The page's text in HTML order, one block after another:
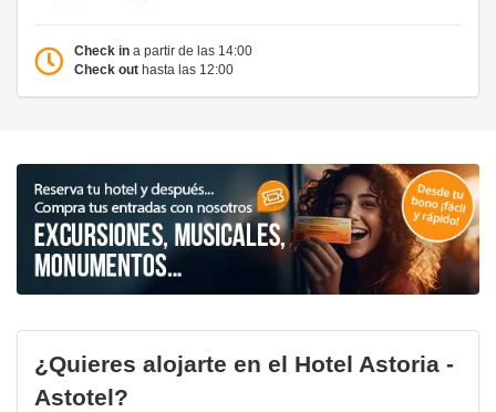
Check in a partir de las 14:00
Check out hasta las 12:00
¿Quieres alojarte en el Hotel Astoria -
Astotel?